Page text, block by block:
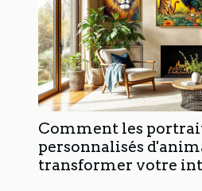
Comment les
personnalisés
transformer votre